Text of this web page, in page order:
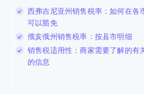
西弗吉尼亚州销售税率：如何在各
可以豁免
俄亥俄州销售税率：按县市明细
销售税适用性：商家需要了解的有
的信息
立陶宛
English
列支敦士登
DeutschEnglish
卢森堡
FrançaisDeutsch English
罗马尼亚